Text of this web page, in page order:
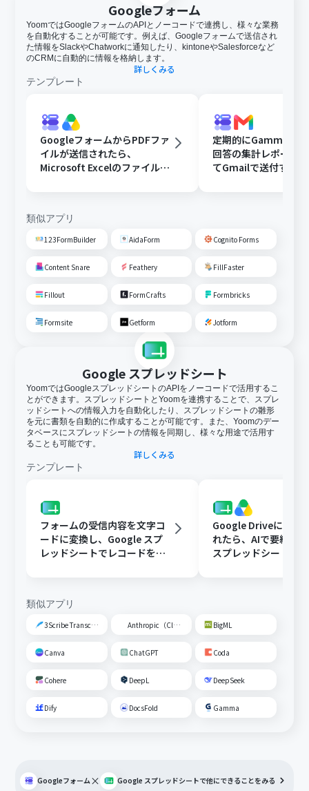
Googleフォーム
YoomではGoogleフォームのAPIとノーコードで連携し、様々な業務
を自動化することが可能です。例えば、Googleフォームで送信され
た情報をSlackやChatworkに通知したり、kintoneやSalesforceなど
のCRMに自動的に情報を格納します。
詳しくみる
テンプレート
GoogleフォームからPDFファ
イルが送信されたら、
Microsoft Excelのファイルに
定期的にGammaで
回答の集計レポート
てGmailで送付する
類似アプリ
123FormBuilder AidaForm Cognito Forms
Content Snare Feathery FillFaster
Fillout FormCrafts Formbricks
Formsite Getform Jotform
Google スプレッドシート
YoomではGoogleスプレッドシートのAPIをノーコードで活用するこ
とができます。スプレッドシートとYoomを連携することで、スプレ
ッドシートへの情報入力を自動化したり、スプレッドシートの雛形
を元に書類を自動的に作成することが可能です。また、Yoomのデー
タベースにスプレッドシートの情報を同期し、様々な用途で活用す
ることも可能です。
詳しくみる
テンプレート
フォームの受信内容を文字コ
ードに変換し、Google スプ
レッドシートでレコードを追
Google Driveに文書
れたら、AIで要約し
スプレッドシートの
類似アプリ
3Scribe Transcription Anthropic（Claude） BigML
Canva ChatGPT Coda
Cohere DeepL DeepSeek
Dify DocsFold Gamma
Googleフォーム× Google スプレッドシートで他にできることをみる